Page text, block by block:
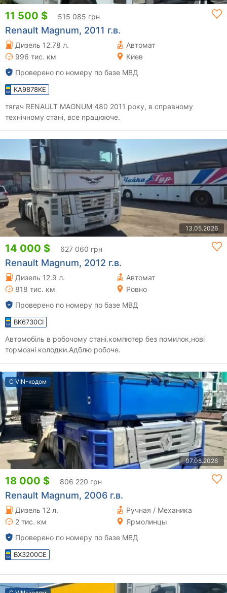
11 500 $ 515 085 грн
Renault Magnum, 2011 г.в.
Дизель 12.78 л.
Автомат
996 тис. км
Киев
Проверено по номеру по базе МВД
KA9878KE
тягач RENAULT MAGNUM 480 2011 року, в справному
технічному стані, все працююче.
13.05.2026
14 000 $ 627 060 грн
Renault Magnum, 2012 г.в.
Дизель 12.9 л.
Автомат
818 тис. км
Ровно
Проверено по номеру по базе МВД
BK6730CI
Автомобіль в робочому стані.компютер без помилок,нові
тормозні колодки.Адблю робоче.
С VIN-кодом
07.08.2026
18 000 $ 806 220 грн
Renault Magnum, 2006 г.в.
Дизель 12 л.
Ручная / Механика
2 тис. км
Ярмолинцы
Проверено по номеру по базе МВД
BX3200CE